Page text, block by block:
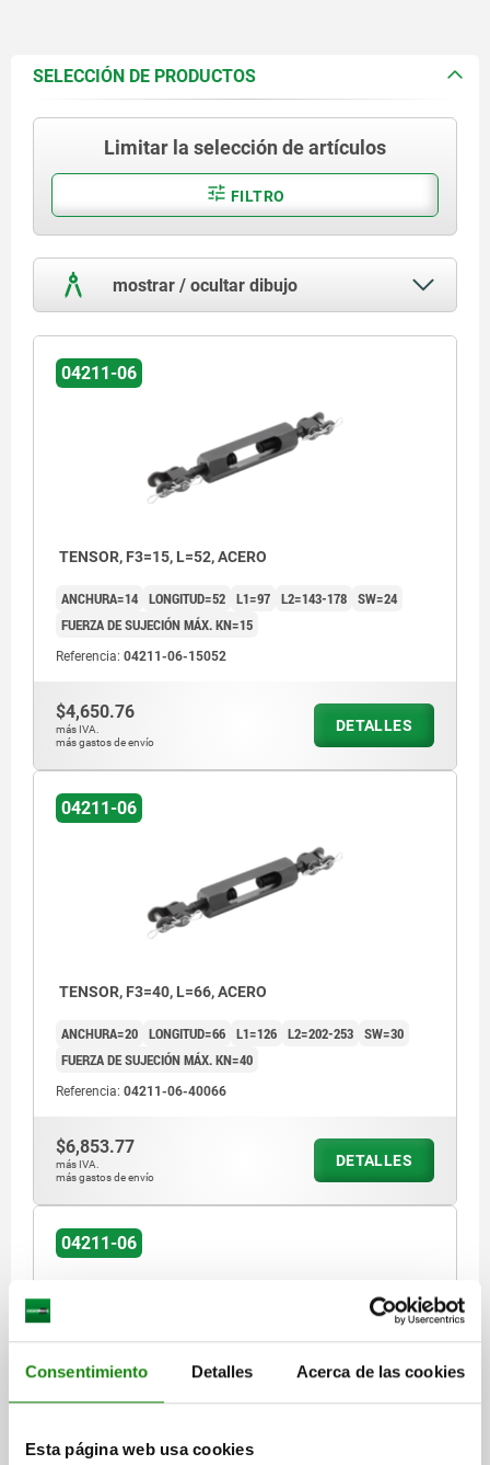
Consentimiento Detalles Acerca de las cookies
Esta página web usa cookies
SELECCIÓN DE PRODUCTOS
Limitar la selección de artículos
FILTRO
mostrar / ocultar dibujo
04211-06
TENSOR, F3=15, L=52, ACERO
ANCHURA=14 LONGITUD=52 L1=97 L2=143-178 SW=24
FUERZA DE SUJECIÓN MÁX. KN=15
Referencia: 04211-06-15052
$4,650.76
más IVA.
más gastos de envío
DETALLES
04211-06
TENSOR, F3=40, L=66, ACERO
ANCHURA=20 LONGITUD=66 L1=126 L2=202-253 SW=30
FUERZA DE SUJECIÓN MÁX. KN=40
Referencia: 04211-06-40066
$6,853.77
más IVA.
más gastos de envío
DETALLES
04211-06